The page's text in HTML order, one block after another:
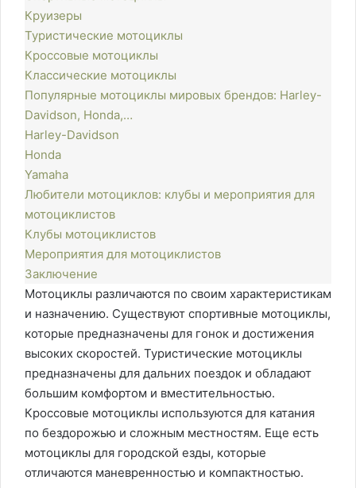
Круизеры
Туристические мотоциклы
Кроссовые мотоциклы
Классические мотоциклы
Популярные мотоциклы мировых брендов: Harley-
Davidson, Honda,…
Harley-Davidson
Honda
Yamaha
Любители мотоциклов: клубы и мероприятия для
мотоциклистов
Клубы мотоциклистов
Мероприятия для мотоциклистов
Заключение
Мотоциклы различаются по своим характеристикам
и назначению. Существуют спортивные мотоциклы,
которые предназначены для гонок и достижения
высоких скоростей. Туристические мотоциклы
предназначены для дальних поездок и обладают
большим комфортом и вместительностью.
Кроссовые мотоциклы используются для катания
по бездорожью и сложным местностям. Еще есть
мотоциклы для городской езды, которые
отличаются маневренностью и компактностью.